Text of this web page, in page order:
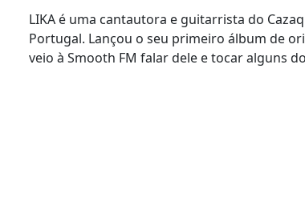
LIKA é uma cantautora e guitarrista do
Portugal. Lançou o seu primeiro álbum de
veio à Smooth FM falar dele e tocar alguns